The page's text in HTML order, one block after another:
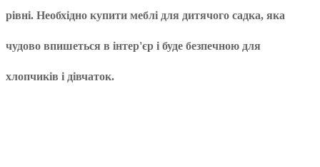
рівні. Необхідно купити меблі для дитячого садка, яка
чудово впишеться в інтер'єр і буде безпечною для
хлопчиків і дівчаток.